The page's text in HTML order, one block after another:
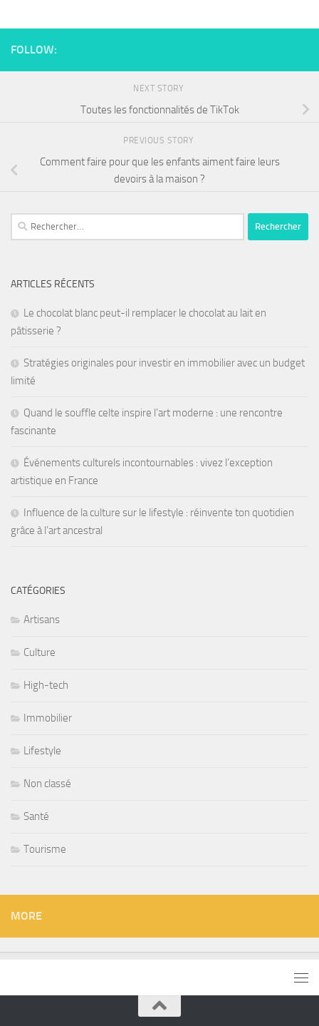
FOLLOW:
NEXT STORY
Toutes les fonctionnalités de TikTok
PREVIOUS STORY
Comment faire pour que les enfants aiment faire leurs
devoirs à la maison ?
ARTICLES RÉCENTS
Le chocolat blanc peut-il remplacer le chocolat au lait en
pâtisserie ?
Stratégies originales pour investir en immobilier avec un budget
limité
Quand le souffle celte inspire l’art moderne : une rencontre
fascinante
Événements culturels incontournables : vivez l’exception
artistique en France
Influence de la culture sur le lifestyle : réinvente ton quotidien
grâce à l’art ancestral
CATÉGORIES
Artisans
Culture
High-tech
Immobilier
Lifestyle
Non classé
Santé
Tourisme
MORE